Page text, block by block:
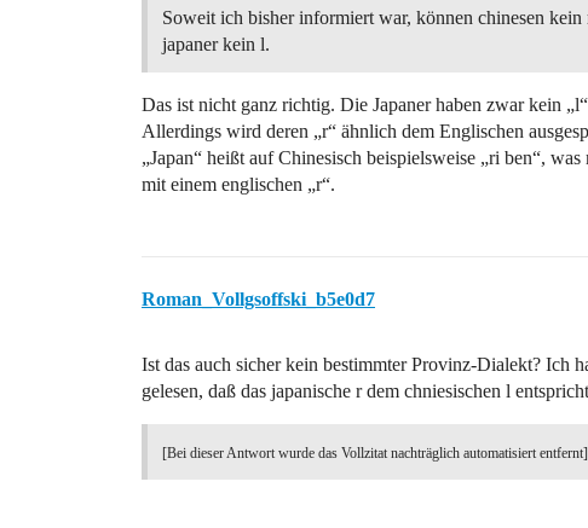
Soweit ich bisher informiert war, können chinesen kein
japaner kein l.
Das ist nicht ganz richtig. Die Japaner haben zwar kein
Allerdings wird deren „r“ ähnlich dem Englischen
„Japan“ heißt auf Chinesisch beispielsweise „ri ben“,
mit einem englischen „r“.
Roman_Vollgsoffski_b5e0d7
Ist das auch sicher kein bestimmter Provinz-Dialekt? Ich
gelesen, daß das japanische r dem chniesischen l
[Bei dieser Antwort wurde das Vollzitat nachträglich automatisiert entfernt]